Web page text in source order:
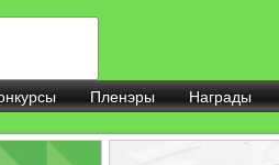
Пленэры Награды